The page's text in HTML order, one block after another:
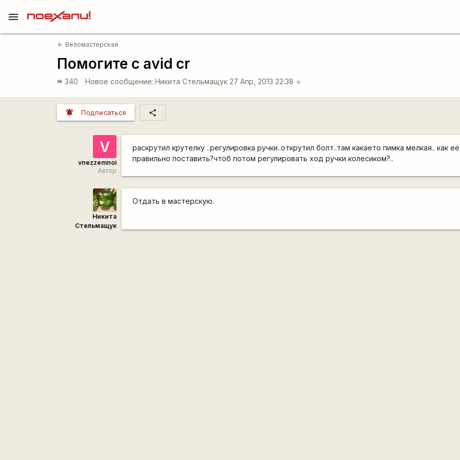
menu
arrow_back Веломастерская
Помогите с avid cr
visibility 340 Новое сообщение: Никита Стельмащук 27 Апр, 2013 22:38 arrow_downward
notifications_active Подписаться share
V
vnezzemnoi
Автор
раскрутил крутелку ..регулировка ручки..открутил болт..там какаето пимка мелкая.. как
правильно поставить?чтоб потом регулировать ход ручки колесиком?..
Никита
Стельмащук
Отдать в мастерскую.